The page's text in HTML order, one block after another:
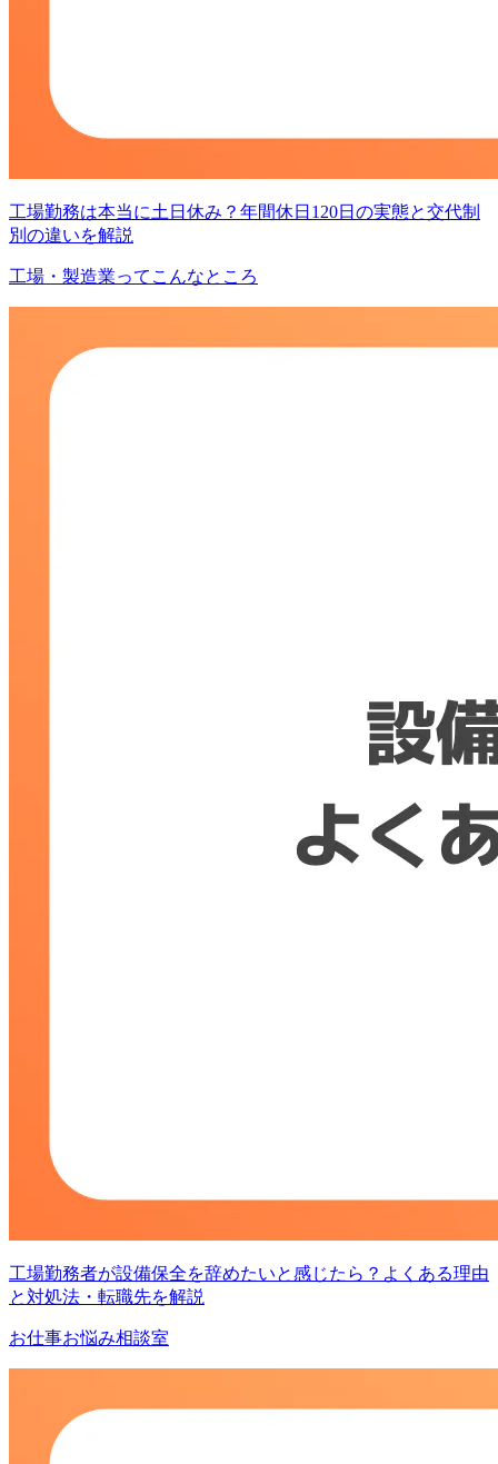
工場勤務は本当に土日休み？年間休日120日の実態と交代制
別の違いを解説
工場・製造業ってこんなところ
工場勤務者が設備保全を辞めたいと感じたら？よくある理由
と対処法・転職先を解説
お仕事お悩み相談室